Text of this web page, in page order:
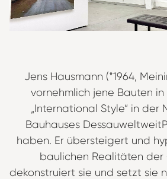
Jens Hausmann (*1964,
vornehmlich jene Bauten in
„International Style“ in der
Bauhauses
haben. Er übersteigert und
baulichen Realitäten der
dekonstruiert sie und setzt sie